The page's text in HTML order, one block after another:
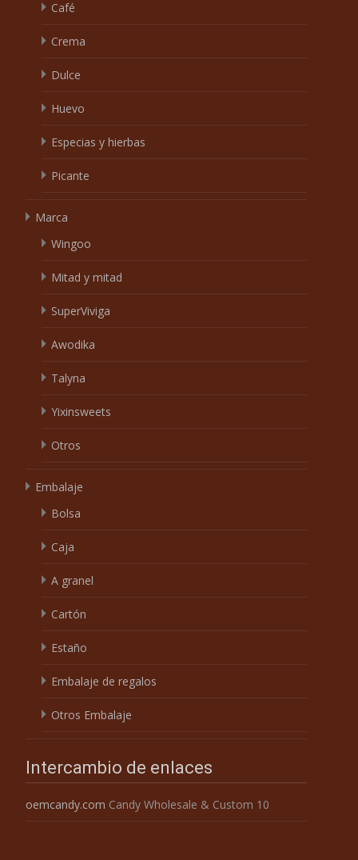
Café
Crema
Dulce
Huevo
Especias y hierbas
Picante
Marca
Wingoo
Mitad y mitad
SuperViviga
Awodika
Talyna
Yixinsweets
Otros
Embalaje
Bolsa
Caja
A granel
Cartón
Estaño
Embalaje de regalos
Otros Embalaje
Intercambio de enlaces
oemcandy.com Candy Wholesale & Custom 10